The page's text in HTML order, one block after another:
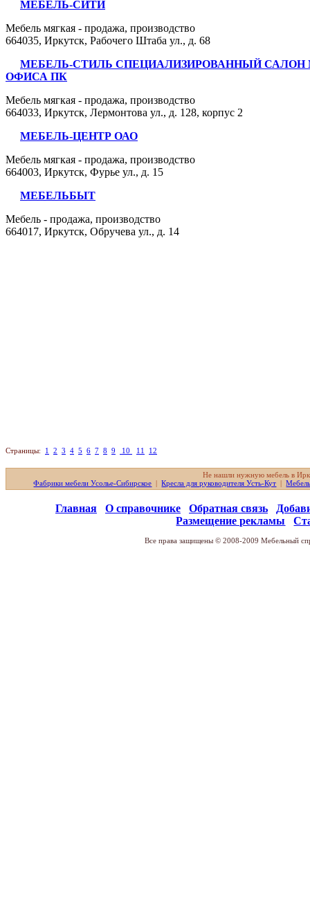
МЕБЕЛЬ-СИТИ
Мебель мягкая - продажа, производство
664035, Иркутск, Рабочего Штаба ул., д. 68
МЕБЕЛЬ-СТИЛЬ СПЕЦИАЛИЗИРОВАННЫЙ САЛОН
ОФИСА ПК
Мебель мягкая - продажа, производство
664033, Иркутск, Лермонтова ул., д. 128, корпус 2
МЕБЕЛЬ-ЦЕНТР ОАО
Мебель мягкая - продажа, производство
664003, Иркутск, Фурье ул., д. 15
МЕБЕЛЬБЫТ
Мебель - продажа, производство
664017, Иркутск, Обручева ул., д. 14
Страницы: 1 2 3 4 5 6 7 8 9 10 11 12
Не нашли нужную мебель в
Фабрики мебели Усолье-Сибирское |Кресла для руководителя Усть-Кут |
Главная О справочнике Обратная связь
Размещение рекламы
Все права защищены © 2008-2009 Мебельный